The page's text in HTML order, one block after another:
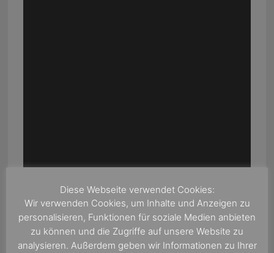
Diese Webseite verwendet Cookies:
Wir verwenden Cookies, um Inhalte und Anzeigen zu
personalisieren, Funktionen für soziale Medien anbieten
zu können und die Zugriffe auf unsere Website zu
analysieren. Außerdem geben wir Informationen zu Ihrer